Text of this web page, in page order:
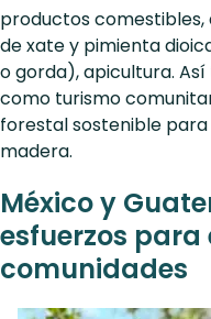
productos
de xate y pimienta
o gorda), apicultura.
como turismo
forestal sostenible
madera.
México y
esfuerzos para
comunidades